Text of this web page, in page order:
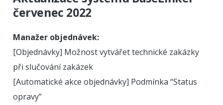
červenec 2022
Manažer objednávek:
[Objednávky] Možnost vytvářet technické zakázky
při slučování zakázek
[Automatické akce objednávky] Podmínka “Status
opravy”